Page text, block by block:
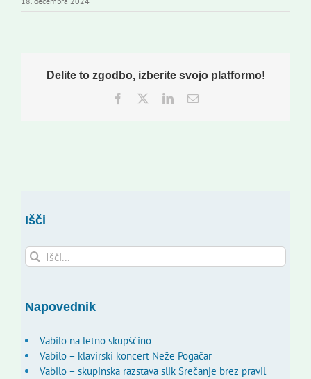
Delite to zgodbo, izberite svojo platformo!
Facebook
TwitterLinkedInEmail
Išči
Search
for:
Napovednik
Vabilo na letno skupščino
Vabilo – klavirski koncert Neže Pogačar
Vabilo – skupinska razstava slik Srečanje brez pravil